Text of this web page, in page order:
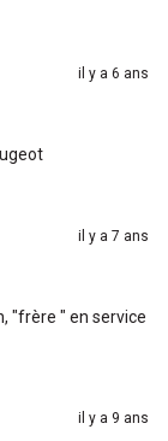
il y a 6 ans
il y a 7 ans
"frère " en service
il y a 9 ans